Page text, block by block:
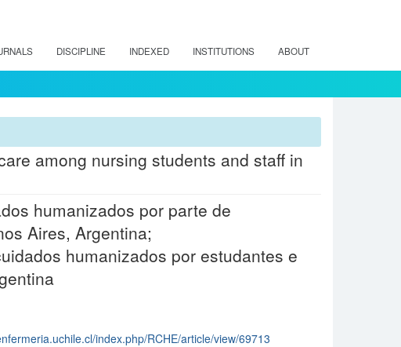
DISCIPLINE INDEXED INSTITUTIONS ABOUT
among nursing students and staff in
humanizados por parte de
Aires, Argentina;
humanizados por estudantes e
index.php/RCHE/article/view/69713